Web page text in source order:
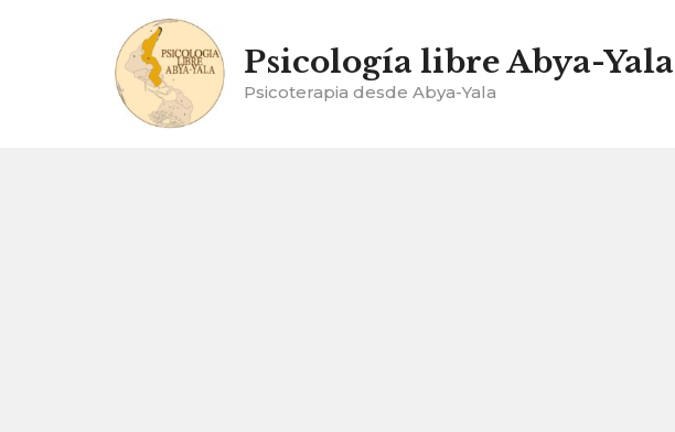
Psicología libre Abya-Yala
Psicoterapia desde Abya-Yala